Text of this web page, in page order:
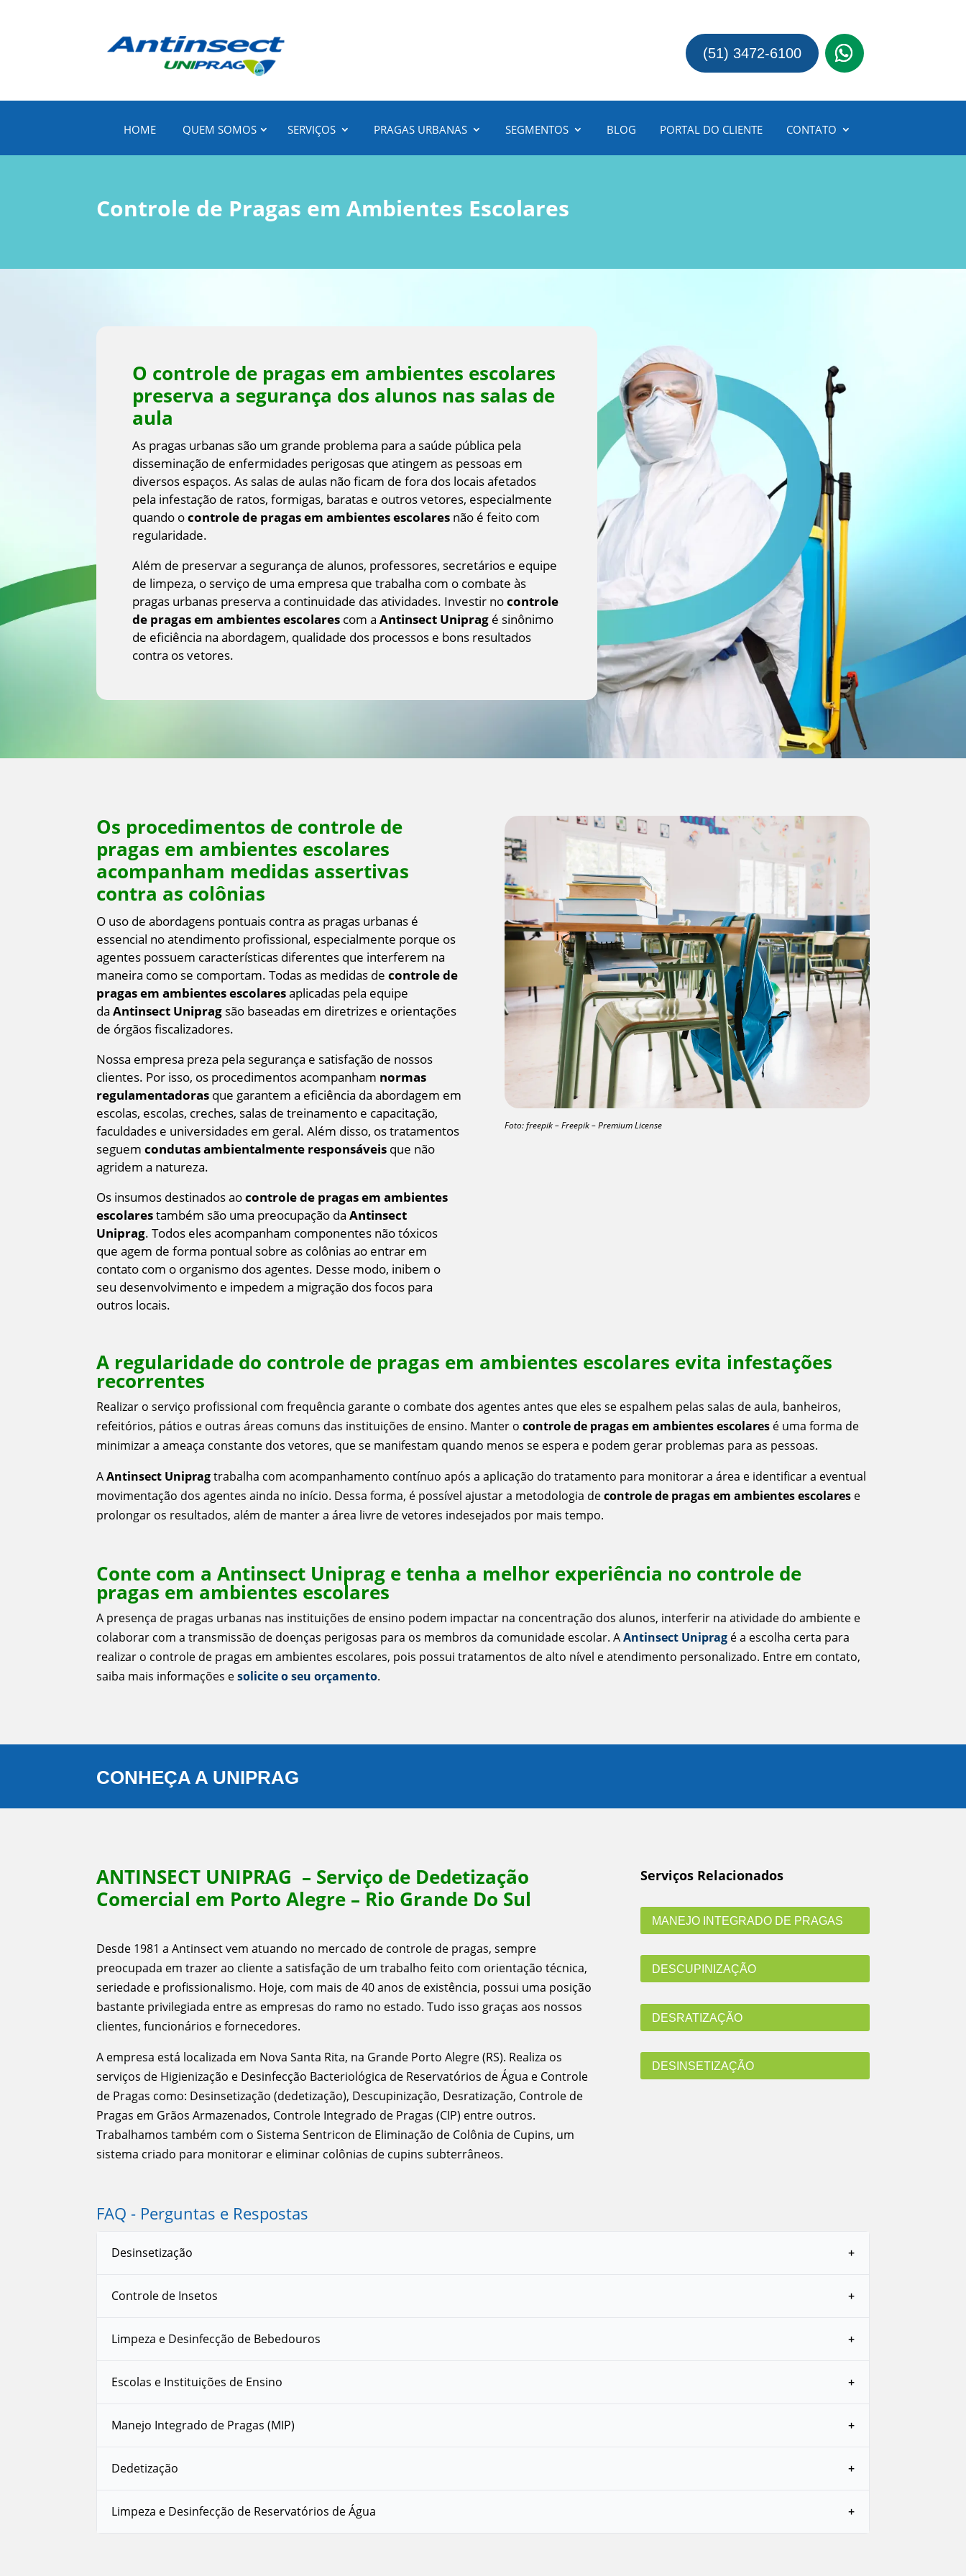
(51) 3472-6100
HOME QUEM SOMOS SERVIÇOS PRAGAS URBANAS SEGMENTOS BLOG PORTAL DO CLIENTE CONTATO
Controle de Pragas em Ambientes Escolares
O controle de pragas em ambientes escolares
preserva a segurança dos alunos nas salas de
aula
As pragas urbanas são um grande problema para a saúde pública pela
disseminação de enfermidades perigosas que atingem as pessoas em
diversos espaços. As salas de aulas não ficam de fora dos locais afetados
pela infestação de ratos, formigas, baratas e outros vetores, especialmente
quando ocontrole de pragas em ambientes escolares não é feito com
regularidade.
Além de preservar a segurança de alunos, professores, secretários e equipe
de limpeza, o serviço de uma empresa que trabalha com o combate às
pragas urbanas preserva a continuidade das atividades. Investir nocontrole
de pragas em ambientes escolares com aAntinsect Uniprag é sinônimo
de eficiência na abordagem, qualidade dos processos e bons resultados
contra os vetores.
Os procedimentos de controle de
pragas em ambientes escolares
acompanham medidas assertivas
contra as colônias
O uso de abordagens pontuais contra as pragas urbanas é
essencial no atendimento profissional, especialmente porque os
agentes possuem características diferentes que interferem na
maneira como se comportam. Todas as medidas decontrole de
pragas em ambientes escolaresaplicadas pela equipe
daAntinsect Uniprag são baseadas em diretrizes e orientações
de órgãos fiscalizadores.
Nossa empresa preza pela segurança e satisfação de nossos
clientes. Por isso, os procedimentos acompanham normas
regulamentadoras que garantem a eficiência da abordagem em
escolas, escolas, creches, salas de treinamento e capacitação,
faculdades e universidades em geral. Além disso, os tratamentos
seguemcondutas ambientalmente responsáveis que não
agridem a natureza.
Os insumos destinados aocontrole de pragas em ambientes
escolarestambém são uma preocupação daAntinsect
Uniprag. Todos eles acompanham componentes não tóxicos
que agem de forma pontual sobre as colônias ao entrar em
contato com o organismo dos agentes. Desse modo, inibem o
seu desenvolvimento e impedem a migração dos focos para
outros locais.
Foto: freepik – Freepik – Premium License
A regularidade do controle de pragas em ambientes escolares evita infestações
recorrentes
Realizar o serviço profissional com frequência garante o combate dos agentes antes que eles se espalhem pelas salas de aula, banheiros,
refeitórios, pátios e outras áreas comuns das instituições de ensino. Manter ocontrole de pragas em ambientes escolares é uma forma de
minimizar a ameaça constante dos vetores, que se manifestam quando menos se espera e podem gerar problemas para as pessoas.
AAntinsect Unipragtrabalha com acompanhamento contínuo após a aplicação do tratamento para monitorar a área e identificar a eventual
movimentação dos agentes ainda no início. Dessa forma, é possível ajustar a metodologia decontrole de pragas em ambientes escolares e
prolongar os resultados, além de manter a área livre de vetores indesejados por mais tempo.
Conte com a Antinsect Uniprag e tenha a melhor experiência no controle de
pragas em ambientes escolares
A presença de pragas urbanas nas instituições de ensino podem impactar na concentração dos alunos, interferir na atividade do ambiente e
colaborar com a transmissão de doenças perigosas para os membros da comunidade escolar. AAntinsect Uniprag é a escolha certa para
realizar o controle de pragas em ambientes escolares, pois possui tratamentos de alto nível e atendimento personalizado. Entre em contato,
saiba mais informações esolicite o seu orçamento.
CONHEÇA A UNIPRAG
ANTINSECT UNIPRAG – Serviço de Dedetização
Comercial em Porto Alegre – Rio Grande Do Sul
Desde 1981 a Antinsect vem atuando no mercado de controle de pragas, sempre
preocupada em trazer ao cliente a satisfação de um trabalho feito com orientação técnica,
seriedade e profissionalismo. Hoje, com mais de 40 anos de existência, possui uma posição
bastante privilegiada entre as empresas do ramo no estado. Tudo isso graças aos nossos
clientes, funcionários e fornecedores.
A empresa está localizada em Nova Santa Rita, na Grande Porto Alegre (RS). Realiza os
serviços de Higienização e Desinfecção Bacteriológica de Reservatórios de Água e Controle
de Pragas como: Desinsetização (dedetização), Descupinização, Desratização, Controle de
Pragas em Grãos Armazenados, Controle Integrado de Pragas (CIP) entre outros.
Trabalhamos também com o Sistema Sentricon de Eliminação de Colônia de Cupins, um
sistema criado para monitorar e eliminar colônias de cupins subterrâneos.
Serviços Relacionados
MANEJO INTEGRADO DE PRAGAS
DESCUPINIZAÇÃO
DESRATIZAÇÃO
DESINSETIZAÇÃO
FAQ - Perguntas e Respostas
Desinsetização
Controle de Insetos
Limpeza e Desinfecção de Bebedouros
Escolas e Instituições de Ensino
Manejo Integrado de Pragas (MIP)
Dedetização
Limpeza e Desinfecção de Reservatórios de Água